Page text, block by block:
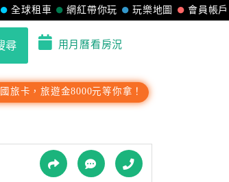
會員帳戶
玩樂地圖
網紅帶你玩
全球租車
尋 用月曆看房況
旅卡，旅遊金8000元等你拿！